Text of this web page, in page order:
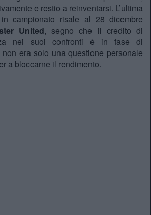
e restio a reinventarsi. L’ultima
campionato risale al 28 dicembre
United, segno che il credito di
nei suoi confronti è in fase di
era solo una questione personale
a bloccarne il rendimento.